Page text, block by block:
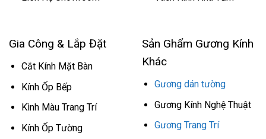
Gia Công & Lắp Đặt
Cắt Kính Mặt Bàn
Kính Ốp Bếp
Kình Màu Trang Trí
Kính Ốp Tường
Sản Ghẩm Gương Kính
Khác
Gương dán tường
Gương Kính Nghệ Thuật
Gương Trang Trí